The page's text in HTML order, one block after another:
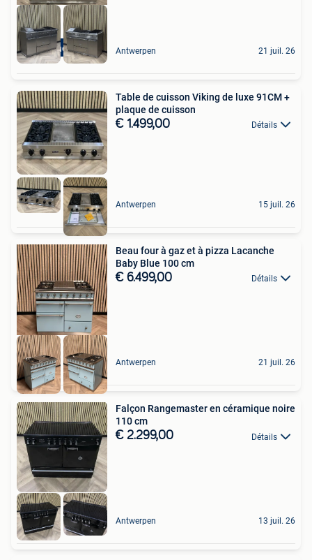
Lacanche 150cm Antwerpen 21 juil. 26
Table de cuisson Viking de luxe 91CM +
plaque de cuisson
€ 1.499,00 Détails
Antwerpen 15 juil. 26
Beau four à gaz et à pizza Lacanche
Baby Blue 100 cm
€ 6.499,00 Détails
Antwerpen 21 juil. 26
Falçon Rangemaster en céramique noire
110 cm
€ 2.299,00 Détails
Antwerpen 13 juil. 26